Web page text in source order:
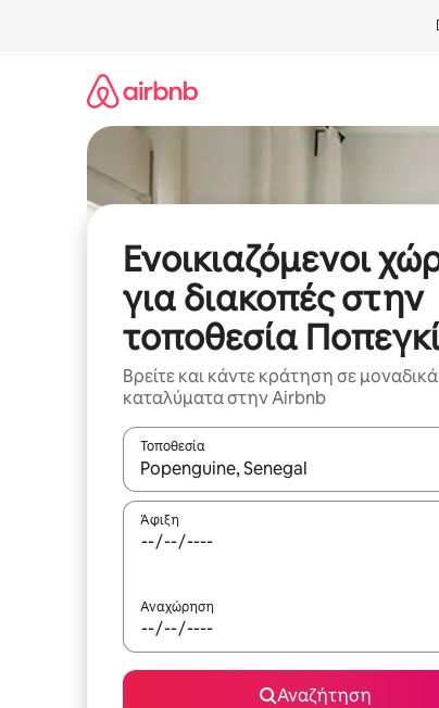
Ενοικιαζόμενοι
για διακοπές στην
τοποθεσία
Βρείτε και κάντε κράτηση σε μοναδικά
καταλύματα στην Airbnb
Τοποθεσία
Όταν τα αποτελέσματα είναι διαθέσιμα,
Άφιξη
Αναχώρηση
Αναζήτηση